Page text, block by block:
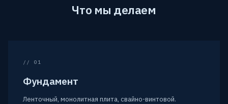
Что мы делаем
// 01
Фундамент
Ленточный, монолитная плита, свайно-винтовой.